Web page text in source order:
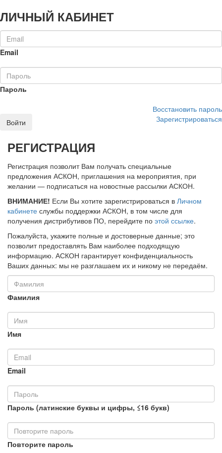
ЛИЧНЫЙ КАБИНЕТ
Email
Пароль
Восстановить пароль
Войти
Зарегистрироваться
РЕГИСТРАЦИЯ
Регистрация позволит Вам получать специальные
предложения АСКОН, приглашения на мероприятия, при
желании — подписаться на новостные рассылки АСКОН.
ВНИМАНИЕ! Если Вы хотите зарегистрироваться в Личном
кабинете службы поддержки АСКОН, в том числе для
получения дистрибутивов ПО, перейдите по этой ссылке.
Пожалуйста, укажите полные и достоверные данные; это
позволит предоставлять Вам наиболее подходящую
информацию. АСКОН гарантирует конфиденциальность
Ваших данных: мы не разглашаем их и никому не передаём.
Фамилия
Имя
Email
Пароль (латинские буквы и цифры, ≤16 букв)
Повторите пароль